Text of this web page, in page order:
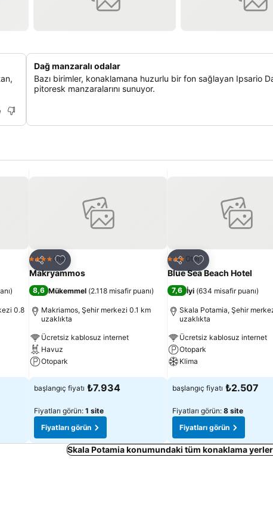
Dağ manzaralı odalar
Bazı birimler, konaklamana huzurlu bir fon sağlayan Ipsario
pitoresk manzaralarını sunuyor.
)
0.8
Paylaş
Favorilerime ekle
4 Yıldız Otel
Makryammos
8,6 Mükemmel (2.118 misafir puanı)
Makriamos, Şehir merkezi 0.1 km
uzaklıkta
Ücretsiz kablosuz internet
Havuz
Otopark
Fiyatları görün
başlangıç fiyatı ₺7.934
Fiyatları görün: 1 site
Fiyatları görün
Paylaş
Favorilerime ekle
3 YıldızOtel
Blue Sea Beach Hotel
7,6 İyi (634 misafir puanı)
Skala Potamia, Şehir
uzaklıkta
Ücretsiz kablosuz internet
Otopark
Klima
Fiyatları görün
başlangıç fiyatı ₺2.507
Fiyatları görün: 8 site
Fiyatları görün
Skala Potamia konumundaki tüm konaklama